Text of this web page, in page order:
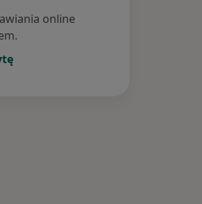
online